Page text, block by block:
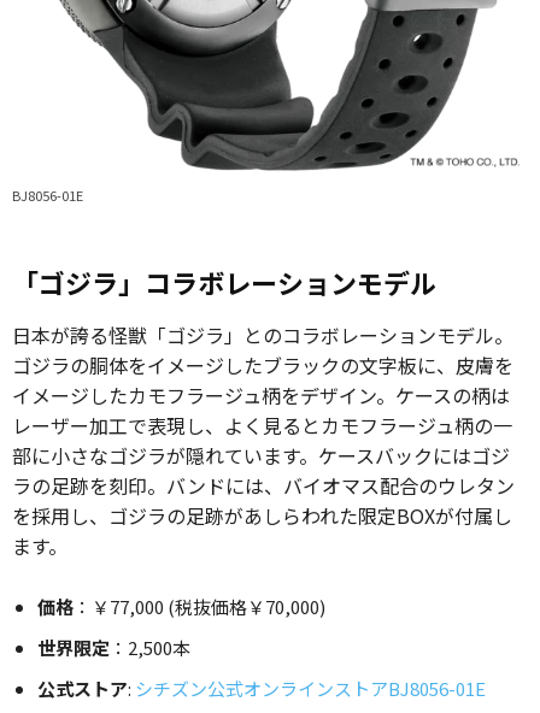
BJ8056-01E
「ゴジラ」コラボレーションモデル
日本が誇る怪獣「ゴジラ」とのコラボレーションモデル。
ゴジラの胴体をイメージしたブラックの文字板に、皮膚を
イメージしたカモフラージュ柄をデザイン。ケースの柄は
レーザー加工で表現し、よく見るとカモフラージュ柄の一
部に小さなゴジラが隠れています。ケースバックにはゴジ
ラの足跡を刻印。バンドには、バイオマス配合のウレタン
を採用し、ゴジラの足跡があしらわれた限定BOXが付属し
ます。
価格 ：￥77,000 (税抜価格￥70,000)
世界限定 ：2,500本
公式ストア: シチズン公式オンラインストアBJ8056-01E